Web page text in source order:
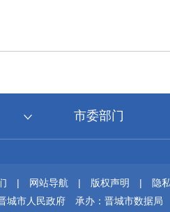
市委部门
| 网站导航 | 版权声明 |
隐
城市人民政府
承办：晋城市数据局